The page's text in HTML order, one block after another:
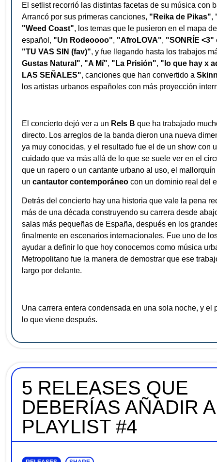
El setlist recorrió las distintas facetas de su música con
Arrancó por sus primeras canciones, "Reika de Pikas",
"Weed Coast", los temas que le pusieron en el mapa
español, "Un Rodeoooo", "AfroLOVA", "SONRÍE <3"
"TU VAS SIN (fav)", y fue llegando hasta los trabajos
Gustas Natural", "A Mí", "La Prisión", "lo que hay x
LAS SEÑALES", canciones que han convertido a
los artistas urbanos españoles con más proyección
El concierto dejó ver a un Rels B que ha trabajado
directo. Los arreglos de la banda dieron una nueva
ya muy conocidas, y el resultado fue el de un show con
cuidado que va más allá de lo que se suele ver en el
que un rapero o un cantante urbano al uso, el
un cantautor contemporáneo con un dominio real del
Detrás del concierto hay una historia que vale la pena
más de una década construyendo su carrera desde
salas más pequeñas de España, después en los
finalmente en escenarios internacionales. Fue uno de
ayudar a definir lo que hoy conocemos como música
Metropolitano fue la manera de demostrar que ese
largo por delante.
Una carrera entera condensada en una sola noche, y el
lo que viene después.
5 RELEASES QUE
DEBERÍAS AÑADIR
PLAYLIST #4